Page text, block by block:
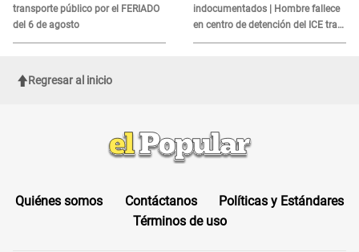
transporte público por el FERIADO
del 6 de agosto
indocumentados | Hombre fallece
en centro de detención del ICE tras
sufrir una "emergencia médica"
Regresar al inicio
Quiénes somos Contáctanos
Políticas y Estándares
Términos de uso